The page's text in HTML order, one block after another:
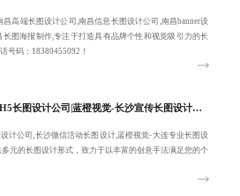
昌高端长图设计公司,南昌信息长图设计公司,南昌banner设
长图海报制作,专注于打造具有品牌个性和视觉吸引力的长
号码：18380455092！
专用大连H5长图设计公司|蓝橙视觉-长沙宣传长图设计公司|长沙长图文设计公司-10年经验
计公司,长沙微信活动长图设计,蓝橙视觉-大连专业长图设
多元的长图设计形式，致力于以丰富的创意手法满足您的个